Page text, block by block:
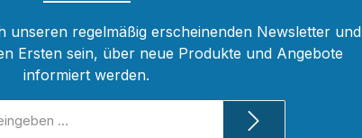
unseren regelmäßig erscheinenden Newsletter und
Ersten sein, über neue Produkte und Angebote
informiert werden.